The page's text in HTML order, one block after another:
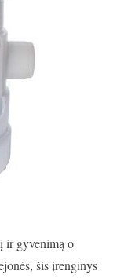
ir gyvenimą o
šis įrenginys